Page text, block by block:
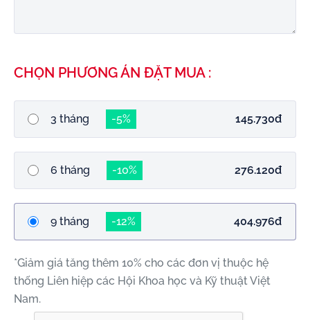
CHỌN PHƯƠNG ÁN ĐẶT MUA :
3 tháng -5% 145.730đ
6 tháng -10% 276.120đ
9 tháng -12% 404.976đ
*Giảm giá tăng thêm 10% cho các đơn vị thuộc hệ
thống Liên hiệp các Hội Khoa học và Kỹ thuật Việt
Nam.